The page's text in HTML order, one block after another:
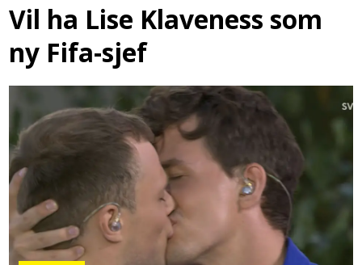
Vil ha Lise Klaveness som
ny Fifa-sjef